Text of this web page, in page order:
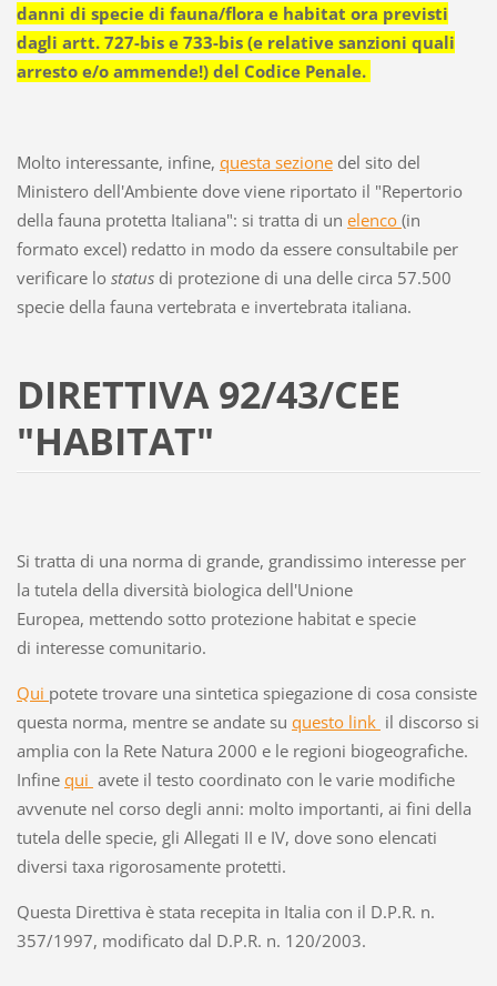
danni di specie di fauna/flora e habitat ora previsti
dagli artt. 727-bis e 733-bis (e relative sanzioni quali
arresto e/o ammende!) del Codice Penale.
Molto interessante, infine, questa sezionedel sito del
Ministero dell'Ambiente dove viene riportato il "Repertorio
della fauna protetta Italiana": si tratta di un elenco (in
formato excel) redatto in modo da essere consultabile per
verificare lo status di protezione di una delle circa 57.500
specie della fauna vertebrata e invertebrata italiana.
DIRETTIVA 92/43/CEE
"HABITAT"
Si tratta di una norma di grande, grandissimo interesse per
la tutela della diversità biologica dell'Unione
Europea, mettendo sotto protezione habitat e specie
di interesse comunitario.
Qui potete trovare una sintetica spiegazione di cosa consiste
questa norma, mentre se andate su questo link il discorso si
amplia con la Rete Natura 2000 e le regioni biogeografiche.
Infine qui avete il testo coordinato con le varie modifiche
avvenute nel corso degli anni: molto importanti, ai fini della
tutela delle specie, gli Allegati II e IV, dove sono elencati
diversi taxa rigorosamente protetti.
Questa Direttiva è stata recepita in Italia con il D.P.R. n.
357/1997, modificato dal D.P.R. n. 120/2003.